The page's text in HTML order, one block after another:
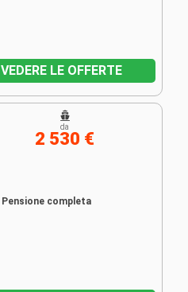
VEDERE LE OFFERTE
Pensione completa
da
2 530 €